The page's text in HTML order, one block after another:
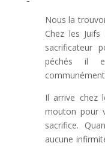
Nous la
Chez les
sacrificateur
péchés il
Il arrive chez
mouton pour
sacrifice.
aucune